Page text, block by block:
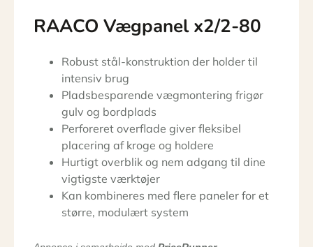
RAACO Vægpanel x2/2-80
Robust stål-konstruktion der holder til
intensiv brug
Pladsbesparende vægmontering frigør
gulv og bordplads
Perforeret overflade giver fleksibel
placering af kroge og holdere
Hurtigt overblik og nem adgang til dine
vigtigste værktøjer
Kan kombineres med flere paneler for et
større, modulært system